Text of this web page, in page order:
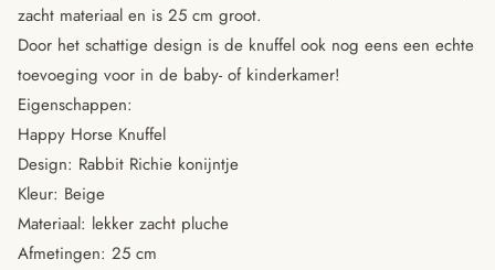
zacht materiaal en is 25 cm groot.
Door het schattige design is de knuffel ook nog eens een echte
toevoeging voor in de baby- of kinderkamer!
Eigenschappen:
Happy Horse Knuffel
Design: Rabbit Richie konijntje
Kleur: Beige
Materiaal: lekker zacht pluche
Afmetingen: 25 cm